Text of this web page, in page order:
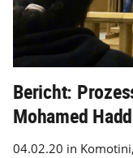
Bericht:
Mohamed
04.02.20 in